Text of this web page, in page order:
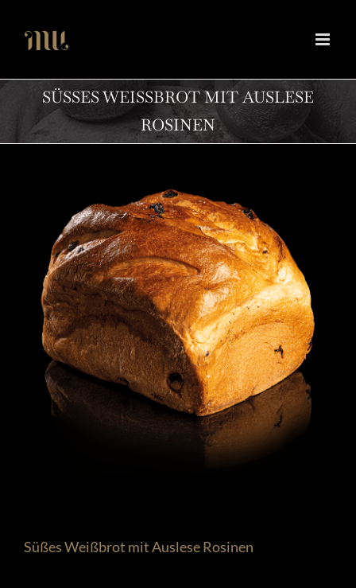
Inhalt
springen
SÜSSES WEISSBROT MIT AUSLESE RO
SINEN
Süßes Weißbrot mit Auslese Rosinen